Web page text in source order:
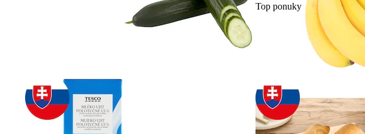
Top ponuky